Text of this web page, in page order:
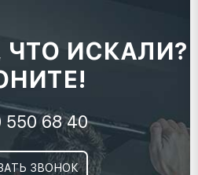
ИСКАЛИ?
550 68 40
ЗВОНОК